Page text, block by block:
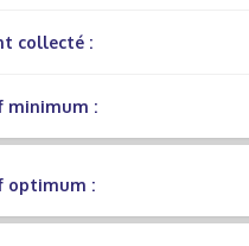
collecté :
minimum :
optimum :